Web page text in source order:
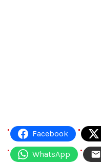
Facebook
WhatsApp